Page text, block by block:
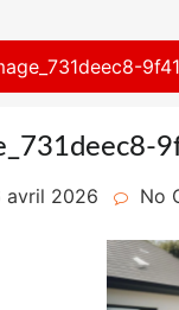
avril 2026 No